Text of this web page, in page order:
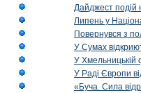
Дайджест подій
Липень у
Повернувся з
У Сумах
У Хмельницькій
У Раді Європи
«Буча. Сила